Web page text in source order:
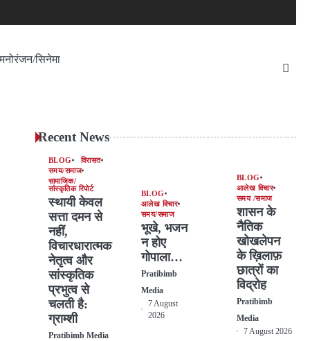
सिनेमा
Recent News
BLOG
विरासत
समय/समाज
सामाजिक/
सांस्कृतिक रिपोर्ट
स्थायी केवल
सत्ता दमन से
नहीं,
विचारधारात्मक
नेतृत्व और
सांस्कृतिक
प्रभुत्व से
चलती है:
ग्राम्शी
Pratibimb Media
BLOG
आलेख विचार
समय/समाज
भूखे, भजन
न होए
गोपाला…
Pratibimb
Media
7 August
2026
BLOG
आलेख विचार
समय /समाज
शासन के
नैतिक
खोखलेपन
के ख़िलाफ़
छात्रों का
विद्रोह
Pratibimb
Media
7 August 2026